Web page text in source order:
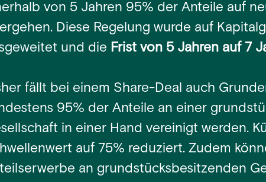
von 5 Jahren 95% der Anteile auf
Diese Regelung wurde auf
und die Frist von 5 Jahren auf 7
fällt bei einem Share-Deal auch
95% der Anteile an einer
in einer Hand vereinigt werden.
auf 75% reduziert. Zudem
an grundstücksbesitzenden